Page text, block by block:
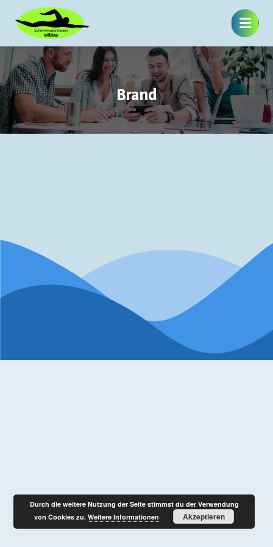
Brand
Durch die weitere Nutzung der Seite stimmst du der Verwendung
von Cookies zu.Weitere Informationen Akzeptieren